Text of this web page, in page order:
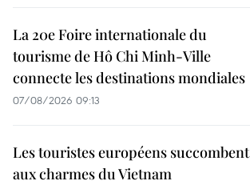
La 20e Foire internationale du
tourisme de Hô Chi Minh-Ville
connecte les destinations mondiales
07/08/2026 09:13
Les touristes européens succombent
aux charmes du Vietnam